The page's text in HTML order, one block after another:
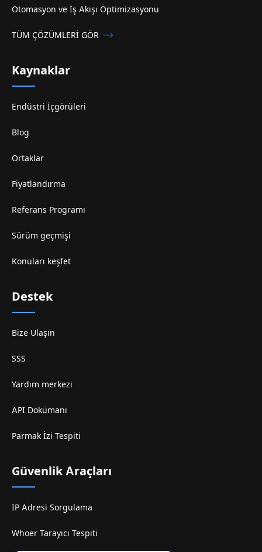
Otomasyon ve İş Akışı Optimizasyonu
TÜM ÇÖZÜMLERİ GÖR
Kaynaklar
Endüstri İçgörüleri
Blog
Ortaklar
Fiyatlandırma
Referans Programı
Sürüm geçmişi
Konuları keşfet
Destek
Bize Ulaşın
SSS
Yardım merkezi
API Dokümanı
Parmak İzi Tespiti
Güvenlik Araçları
IP Adresi Sorgulama
Whoer Tarayıcı Tespiti